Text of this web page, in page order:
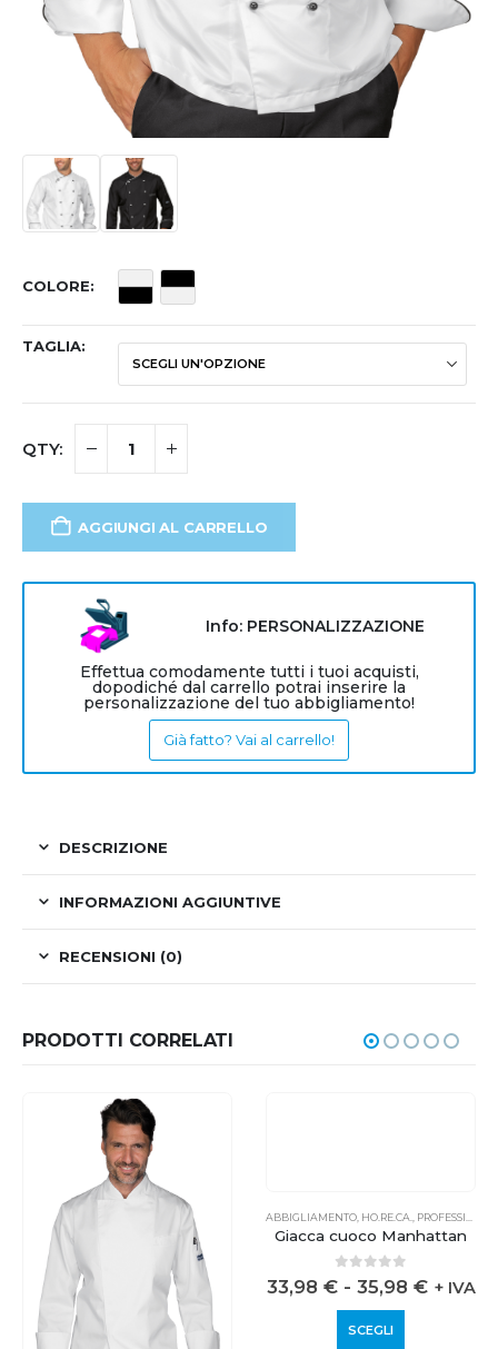
COLORE
TAGLIA
AGGIUNGI AL CARRELLO
Info: PERSONALIZZAZIONE
Effettua comodamente tutti i tuoi acquisti,
dopodiché dal carrello potrai inserire la
personalizzazione del tuo abbigliamento!
Già fatto? Vai al carrello!
DESCRIZIONE
INFORMAZIONI AGGIUNTIVE
RECENSIONI (0)
PRODOTTI CORRELATI
ABBIGLIAMENTO HO.RE.CA. PROFESSIONALE
Giacca cuoco Manhattan
0 out of 5
33,98 € - 35,98 € + IVA
SCEGLI